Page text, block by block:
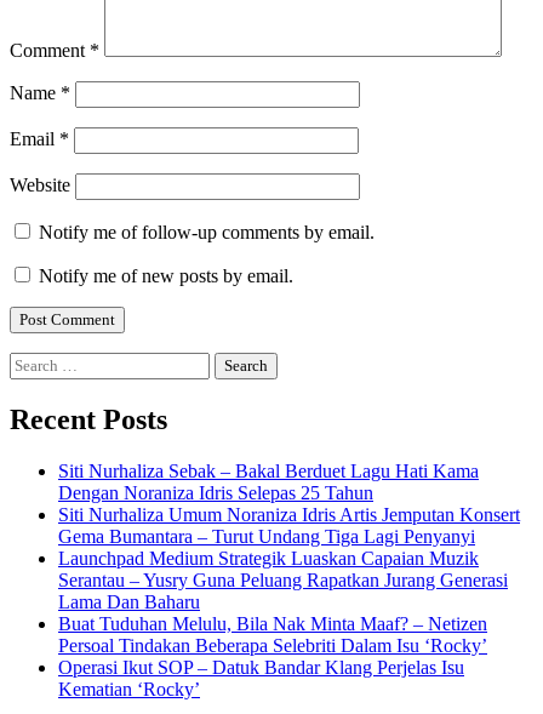
Comment *
Name *
Email *
Website
Notify me of follow-up comments by email.
Notify me of new posts by email.
Search
for:
Recent Posts
Siti Nurhaliza Sebak – Bakal Berduet Lagu Hati Kama
Dengan Noraniza Idris Selepas 25 Tahun
Siti Nurhaliza Umum Noraniza Idris Artis Jemputan Konsert
Gema Bumantara – Turut Undang Tiga Lagi Penyanyi
Launchpad Medium Strategik Luaskan Capaian Muzik
Serantau – Yusry Guna Peluang Rapatkan Jurang Generasi
Lama Dan Baharu
Buat Tuduhan Melulu, Bila Nak Minta Maaf? – Netizen
Persoal Tindakan Beberapa Selebriti Dalam Isu ‘Rocky’
Operasi Ikut SOP – Datuk Bandar Klang Perjelas Isu
Kematian ‘Rocky’